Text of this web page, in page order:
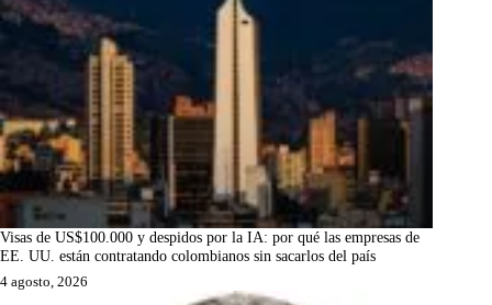
Visas de US$100.000 y despidos por la IA: por qué las empresas de
EE. UU. están contratando colombianos sin sacarlos del país
4 agosto, 2026